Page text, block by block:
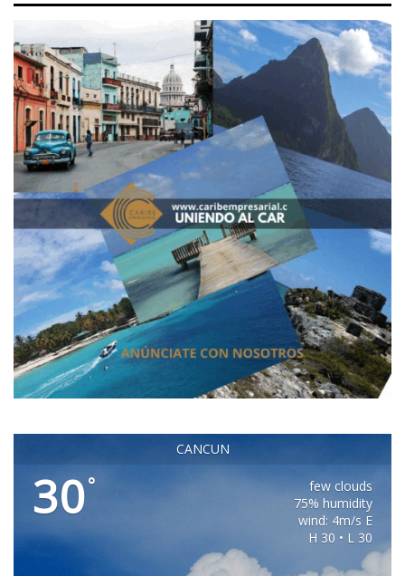
CANCUN
30°
few clouds
75% humidity
wind: 4m/s E
H 30 • L 30